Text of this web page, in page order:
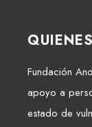
Fundación
apoyo a
estado de